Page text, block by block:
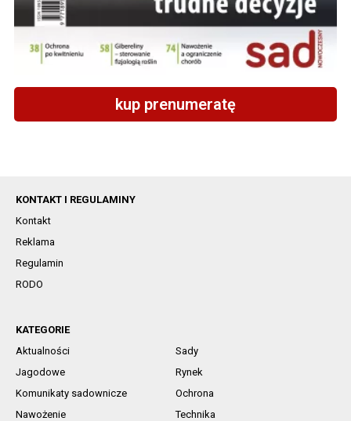
kup prenumeratę
KONTAKT I REGULAMINY
Kontakt
Reklama
Regulamin
RODO
KATEGORIE
Aktualności
Sady
Jagodowe
Rynek
Komunikaty sadownicze
Ochrona
Nawożenie
Technika